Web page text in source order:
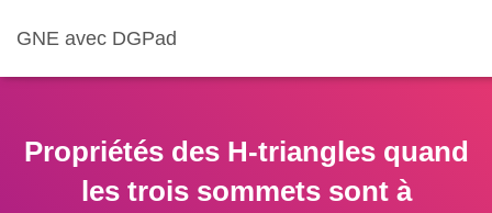
GNE avec DGPad
Propriétés des H-triangles quand
les trois sommets sont à